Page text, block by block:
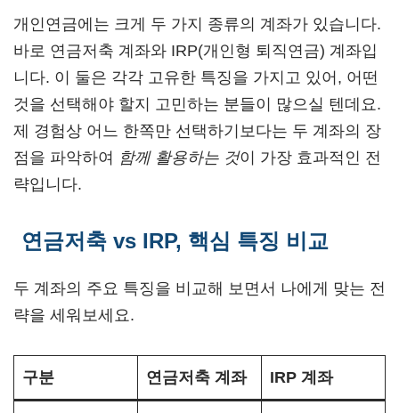
개인연금에는 크게 두 가지 종류의 계좌가 있습니다.
바로 연금저축 계좌와 IRP(개인형 퇴직연금) 계좌입
니다. 이 둘은 각각 고유한 특징을 가지고 있어, 어떤
것을 선택해야 할지 고민하는 분들이 많으실 텐데요.
제 경험상 어느 한쪽만 선택하기보다는 두 계좌의 장
점을 파악하여 함께 활용하는 것이 가장 효과적인 전
략입니다.
연금저축 vs IRP, 핵심 특징 비교
두 계좌의 주요 특징을 비교해 보면서 나에게 맞는 전
략을 세워보세요.
구분 연금저축 계좌 IRP 계좌